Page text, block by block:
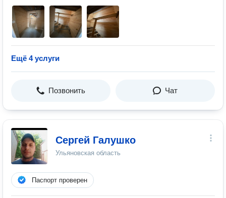
Ещё 4 услуги
Позвонить Чат
Сергей Галушко
Ульяновская область
Паспорт проверен